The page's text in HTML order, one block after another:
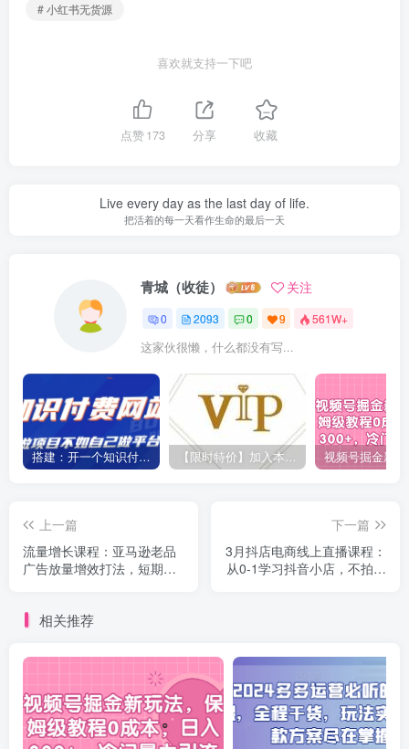
# 小红书无货源
喜欢就支持一下吧
点赞173 分享 收藏
Live every day as the last day of life.
把活着的每一天看作生命的最后一天
青城（收徒） 关注
0 2093 0 9 561W+
这家伙很懒，什么都没有写...
搭建：开一个知识付费资源网站，24小时全自动赚钱！ 【限时特价】加入本站VIP会员，海量最新各大团队网赚内部教程全免费，每天持续更新！
上一篇
流量增长课程：亚马逊老品
广告放量增效打法，短期内
下一篇
3月抖店电商线上直播课程：
从0-1学习抖音小店，不拍视
相关推荐